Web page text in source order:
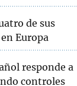
de sus
Europa
responde a
controles